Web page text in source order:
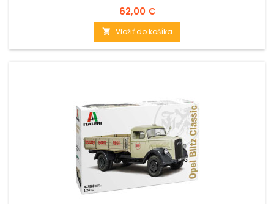
Cena
62,00 €
 Vložiť do košíka